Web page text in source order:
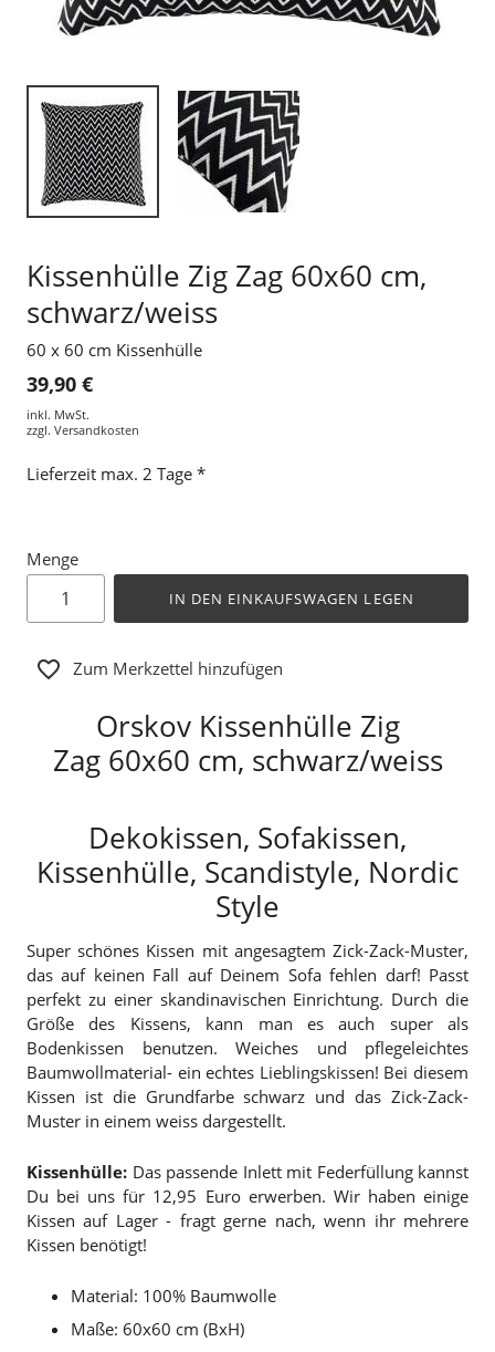
Kissenhülle Zig Zag 60x60 cm,
schwarz/weiss
60 x 60 cm Kissenhülle
39,90 €
inkl. MwSt.
zzgl. Versandkosten
Lieferzeit max. 2 Tage *
Menge
IN DEN EINKAUFSWAGEN LEGEN
Zum Merkzettel hinzufügen
Orskov Kissenhülle Zig
Zag 60x60 cm, schwarz/weiss
Dekokissen, Sofakissen,
Kissenhülle, Scandistyle, Nordic
Style
Super schönes Kissen mit angesagtem Zick-Zack-Muster,
das auf keinen Fall auf Deinem Sofa fehlen darf! Passt
perfekt zu einer skandinavischen Einrichtung. Durch die
Größe des Kissens, kann man es auch super als
Bodenkissen benutzen. Weiches und pflegeleichtes
Baumwollmaterial- ein echtes Lieblingskissen! Bei diesem
Kissen ist die Grundfarbe schwarz und das Zick-Zack-
Muster in einem weiss dargestellt.
Kissenhülle: Das passende Inlett mit Federfüllung kannst
Du bei uns für 12,95 Euro erwerben. Wir haben einige
Kissen auf Lager - fragt gerne nach, wenn ihr mehrere
Kissen benötigt!
Material: 100% Baumwolle
Maße: 60x60 cm (BxH)